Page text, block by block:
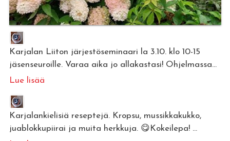
Karjalan Liiton järjestöseminaari la 3.10. klo 10-15
jäsenseuroille. Varaa aika jo allakastasi! Ohjelmassa...
Lue lisää
Karjalankielisiä reseptejä. Kropsu, mussikkakukko,
juablokkupiirai ja muita herkkuja. 😋Kokeilepa! ...